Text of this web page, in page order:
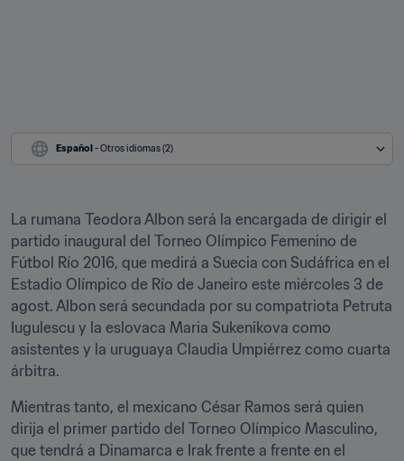
Español - Otros idiomas (2)
La rumana Teodora Albon será la encargada de dirigir el
partido inaugural del Torneo Olímpico Femenino de
Fútbol Río 2016, que medirá a Suecia con Sudáfrica en el
Estadio Olímpico de Río de Janeiro este miércoles 3 de
agost. Albon será secundada por su compatriota Petruta
Iugulescu y la eslovaca Maria Sukenikova como
asistentes y la uruguaya Claudia Umpiérrez como cuarta
árbitra.
Mientras tanto, el mexicano César Ramos será quien
dirija el primer partido del Torneo Olímpico Masculino,
que tendrá a Dinamarca e Irak frente a frente en el